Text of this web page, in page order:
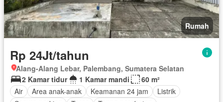
Rumah
Rp 24Jt/tahun
Alang-Alang Lebar, Palembang, Sumatera Selatan
2 Kamar tidur
1 Kamar mandi
60 m²
Air
Area anak-anak Keamanan 24 jam
Listrik